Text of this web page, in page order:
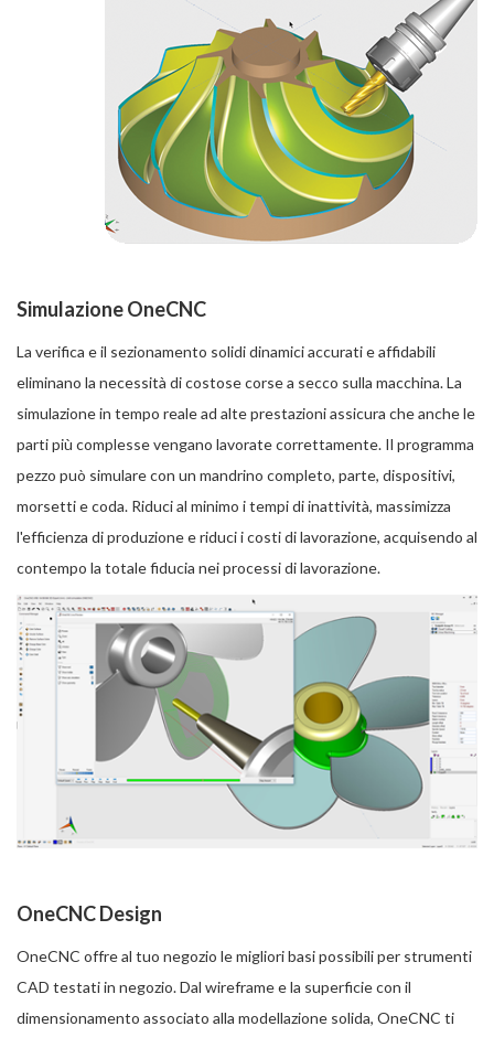
Simulazione OneCNC
La verifica e il sezionamento solidi dinamici accurati e affidabili
eliminano la necessità di costose corse a secco sulla macchina. La
simulazione in tempo reale ad alte prestazioni assicura che anche le
parti più complesse vengano lavorate correttamente. Il programma
pezzo può simulare con un mandrino completo, parte, dispositivi,
morsetti e coda. Riduci al minimo i tempi di inattività, massimizza
l'efficienza di produzione e riduci i costi di lavorazione, acquisendo al
contempo la totale fiducia nei processi di lavorazione.
OneCNC Design
OneCNC offre al tuo negozio le migliori basi possibili per strumenti
CAD testati in negozio. Dal wireframe e la superficie con il
dimensionamento associato alla modellazione solida, OneCNC ti